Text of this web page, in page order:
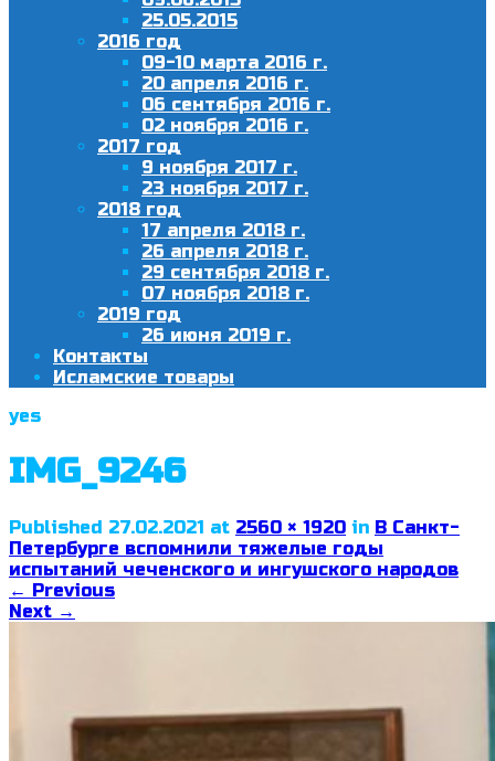
25.05.2015
2016 год
09-10 марта 2016 г.
20 апреля 2016 г.
06 сентября 2016 г.
02 ноября 2016 г.
2017 год
9 ноября 2017 г.
23 ноября 2017 г.
2018 год
17 апреля 2018 г.
26 апреля 2018 г.
29 сентября 2018 г.
07 ноября 2018 г.
2019 год
26 июня 2019 г.
Контакты
Исламские товары
yes
IMG_9246
Published 27.02.2021 at 2560 × 1920 in В Санкт-
Петербурге вспомнили тяжелые годы
испытаний чеченского и ингушского народов
← Previous
Next →